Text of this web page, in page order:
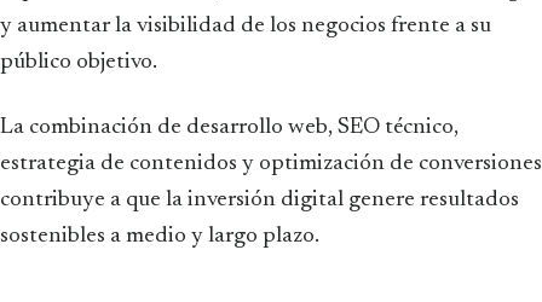
y aumentar la visibilidad de los negocios frente a su
público objetivo.
La combinación de desarrollo web, SEO técnico,
estrategia de contenidos y optimización de conversiones
contribuye a que la inversión digital genere resultados
sostenibles a medio y largo plazo.